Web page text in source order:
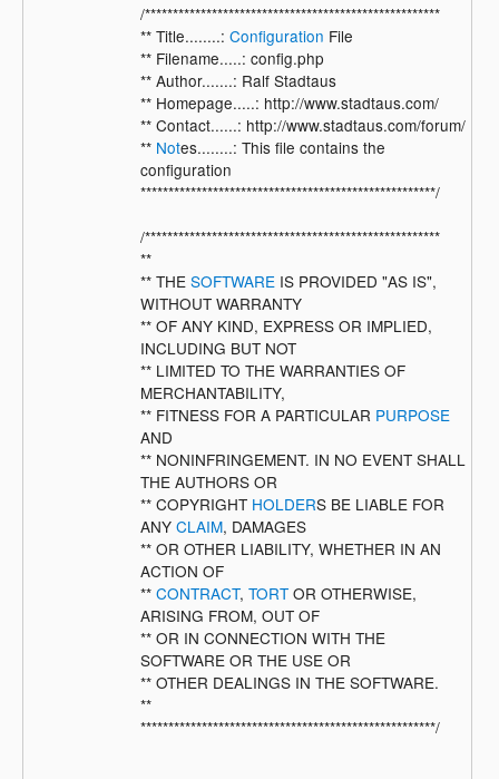
/*****************************************************
** Title........: Configuration File
** Filename.....: config.php
** Author.......: Ralf Stadtaus
** Homepage.....: http://www.stadtaus.com/
** Contact......: http://www.stadtaus.com/forum/
** Notes........: This file contains the
configuration
*****************************************************/
/*****************************************************
**
** THE SOFTWARE IS PROVIDED "AS IS",
WITHOUT WARRANTY
** OF ANY KIND, EXPRESS OR IMPLIED,
INCLUDING BUT NOT
** LIMITED TO THE WARRANTIES OF
MERCHANTABILITY,
** FITNESS FOR A PARTICULAR PURPOSE
AND
** NONINFRINGEMENT. IN NO EVENT SHALL
THE AUTHORS OR
** COPYRIGHT HOLDERS BE LIABLE FOR
ANY CLAIM, DAMAGES
** OR OTHER LIABILITY, WHETHER IN AN
ACTION OF
** CONTRACT, TORTOR OTHERWISE,
ARISING FROM, OUT OF
** OR IN CONNECTION WITH THE
SOFTWARE OR THE USE OR
** OTHER DEALINGS IN THE SOFTWARE.
**
*****************************************************/